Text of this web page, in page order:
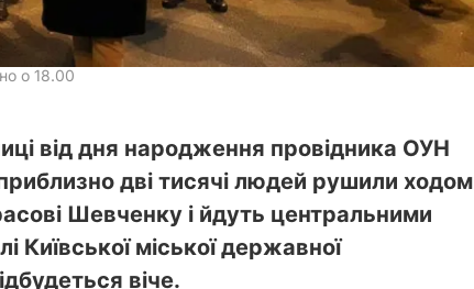
о 18.00
від дня народження провідника ОУН
дві тисячі людей рушили ходом
Шевченку і йдуть центральними
Київської міської державної
віче.